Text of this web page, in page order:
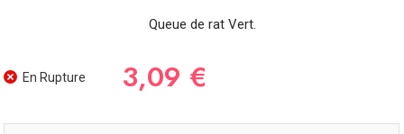
Queue de rat Vert.
En Rupture 3,09 €